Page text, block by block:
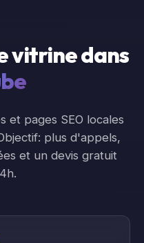
vitrine dans
et pages SEO locales
plus d'appels,
et un devis gratuit